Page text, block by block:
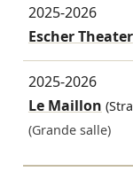
2025-2026
Escher Theater
2025-2026
Le Maillon
(Grande salle)